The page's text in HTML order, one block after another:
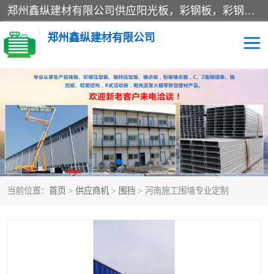
郑州鑫纵建材有限公司供应阳光板，彩钢板，彩钢钢构工程是一家集生产销售租赁安装于一体的企业，主要生产PC采光板，耐力板，仿古琉璃采光板，岩棉板、彩钢压型板、镀锌压型板、桁架楼承板，C、Z型钢檩条、围挡板、轻钢结构，阳光温室大棚等新型建材产品。公司旗下有多台移动式高空压瓦机租赁，承接全国各地业务，专业对外租赁各种型号压瓦机。
郑州鑫纵建材有限公司
当前位置： 首页 > 供应商机 > 围挡 > 河南施工围墙专业定制
高空瓦机租赁 ASA合成树脂仿古瓦
CZ型钢 FRP采光板
PC多层板 PC耐力板
建筑围挡 楼层板
压型彩钢板